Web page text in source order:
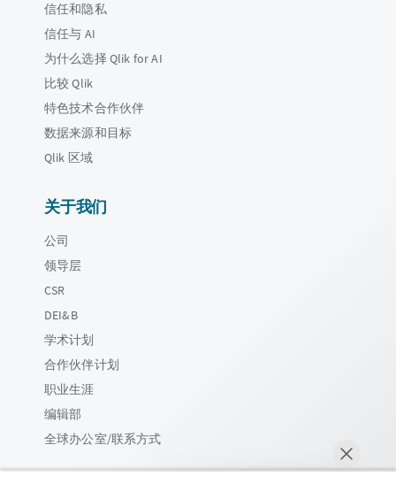
信任和隐私
信任与 AI
为什么选择 Qlik for AI
比较 Qlik
特色技术合作伙伴
数据来源和目标
Qlik 区域
关于我们
公司
领导层
CSR
DEI&B
学术计划
合作伙伴计划
职业生涯
编辑部
全球办公室/联系方式